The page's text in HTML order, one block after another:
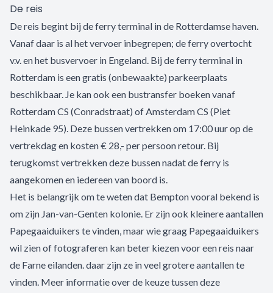
De reis
De reis begint bij de ferry terminal in de Rotterdamse haven.
Vanaf daar is al het vervoer inbegrepen; de ferry overtocht
v.v. en het busvervoer in Engeland. Bij de ferry terminal in
Rotterdam is een gratis (onbewaakte) parkeerplaats
beschikbaar. Je kan ook een bustransfer boeken vanaf
Rotterdam CS (Conradstraat) of Amsterdam CS (Piet
Heinkade 95). Deze bussen vertrekken om 17:00 uur op de
vertrekdag en kosten € 28,- per persoon retour. Bij
terugkomst vertrekken deze bussen nadat de ferry is
aangekomen en iedereen van boord is.
Het is belangrijk om te weten dat Bempton vooral bekend is
om zijn Jan-van-Genten kolonie. Er zijn ook kleinere aantallen
Papegaaiduikers te vinden, maar wie graag Papegaaiduikers
wil zien of fotograferen kan beter kiezen voor een reis naar
de Farne eilanden. daar zijn ze in veel grotere aantallen te
vinden. Meer informatie over de keuze tussen deze